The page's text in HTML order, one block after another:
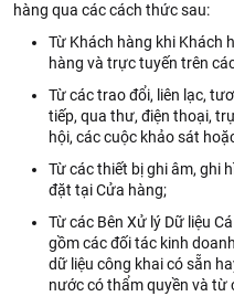
hàng qua các cách thức sau:
Từ Khách hàng khi Khách
hàng và trực tuyến trên
Từ các trao đổi, liên lạc,
tiếp, qua thư, điện thoại,
hội, các cuộc khảo sát
Từ các thiết bị ghi âm, ghi
đặt tại Cửa hàng;
Từ các Bên Xử lý Dữ liệu
gồm các đối tác kinh
dữ liệu công khai có sẵn
nước có thẩm quyền và từ